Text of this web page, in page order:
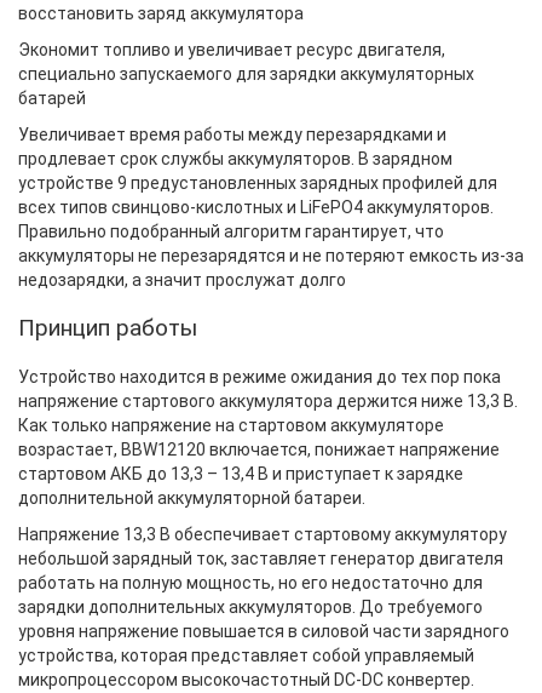
восстановить заряд аккумулятора
Экономит топливо и увеличивает ресурс двигателя,
специально запускаемого для зарядки аккумуляторных
батарей
Увеличивает время работы между перезарядками и
продлевает срок службы аккумуляторов. В зарядном
устройстве 9 предустановленных зарядных профилей для
всех типов свинцово-кислотных и LiFePO4 аккумуляторов.
Правильно подобранный алгоритм гарантирует, что
аккумуляторы не перезарядятся и не потеряют емкость из-за
недозарядки, а значит прослужат долго
Принцип работы
Устройство находится в режиме ожидания до тех пор пока
напряжение стартового аккумулятора держится ниже 13,3 В.
Как только напряжение на стартовом аккумуляторе
возрастает, BBW12120 включается, понижает напряжение
стартовом АКБ до 13,3 – 13,4 В и приступает к зарядке
дополнительной аккумуляторной батареи.
Напряжение 13,3 В обеспечивает стартовому аккумулятору
небольшой зарядный ток, заставляет генератор двигателя
работать на полную мощность, но его недостаточно для
зарядки дополнительных аккумуляторов. До требуемого
уровня напряжение повышается в силовой части зарядного
устройства, которая представляет собой управляемый
микропроцессором высокочастотный DC-DC конвертер.